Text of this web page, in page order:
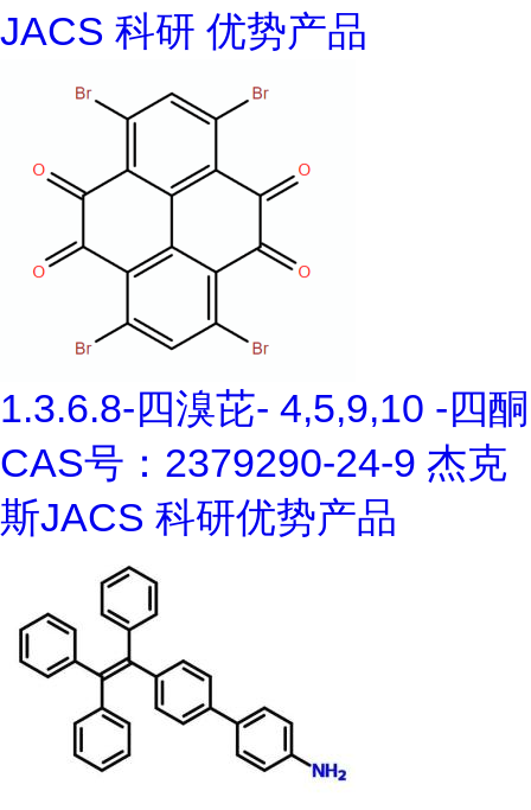
JACS 科研 优势产品
1.3.6.8-四溴芘- 4,5,9,10 -四酮
CAS号：2379290-24-9 杰克
斯JACS 科研优势产品